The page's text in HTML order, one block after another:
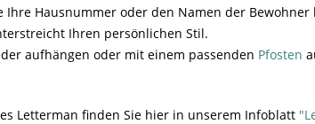
Ihre Hausnummer oder den Namen der
Ihren persönlichen Stil.
aufhängen oder mit einem passenden Pfosten
Letterman finden Sie hier in unserem Infoblatt